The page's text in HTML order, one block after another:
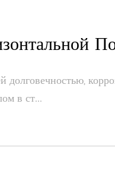
в ст...